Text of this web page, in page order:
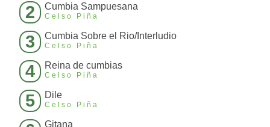
2 Cumbia Sampuesana
Celso Piña
3 Cumbia Sobre el Rio/Interludio
Celso Piña
4 Reina de cumbias
Celso Piña
5 Dile
Celso Piña
Gitana